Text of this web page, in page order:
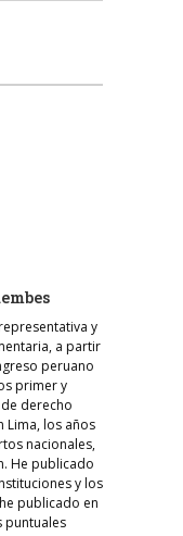
y
a partir
peruano
primer y
derecho
Lima, los años
nacionales,
He publicado
y los
publicado en
puntuales